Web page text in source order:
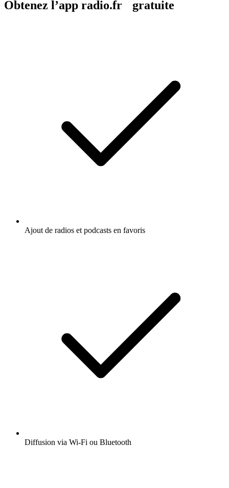
Obtenez l’app radio.fr gratuite
Ajout de radios et podcasts en favoris
Diffusion via Wi-Fi ou Bluetooth